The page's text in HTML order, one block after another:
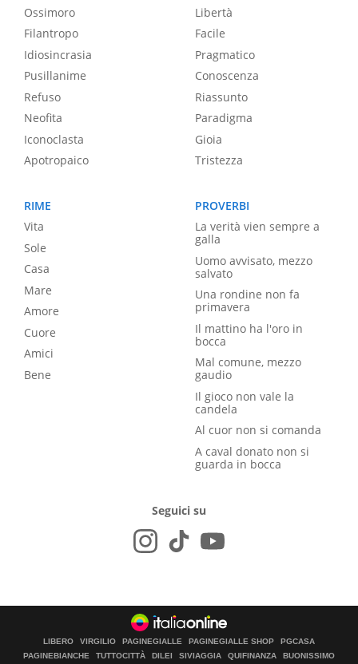
Ossimoro
Filantropo
Idiosincrasia
Pusillanime
Refuso
Neofita
Iconoclasta
Apotropaico
Libertà
Facile
Pragmatico
Conoscenza
Riassunto
Paradigma
Gioia
Tristezza
RIME
Vita
Sole
Casa
Mare
Amore
Cuore
Amici
Bene
PROVERBI
La verità vien sempre a
galla
Uomo avvisato, mezzo
salvato
Una rondine non fa
primavera
Il mattino ha l'oro in
bocca
Mal comune, mezzo
gaudio
Il gioco non vale la
candela
Al cuor non si comanda
A caval donato non si
guarda in bocca
Seguici su
LIBERO VIRGILIO PAGINEGIALLE PAGINEGIALLE SHOP
PGCASA
PAGINEBIANCHE
TUTTOCITTÀ DILEI SIVIAGGIA QUIFINANZA BUONISSIMO